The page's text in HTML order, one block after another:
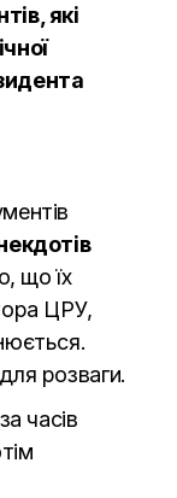
які
що їх
ЦРУ,
розваги.
часів